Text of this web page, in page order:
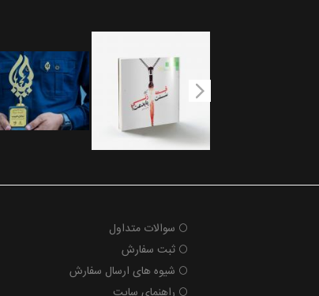
سوالات متداول
ثبت سفارش
شیوه های ارسال سفارش